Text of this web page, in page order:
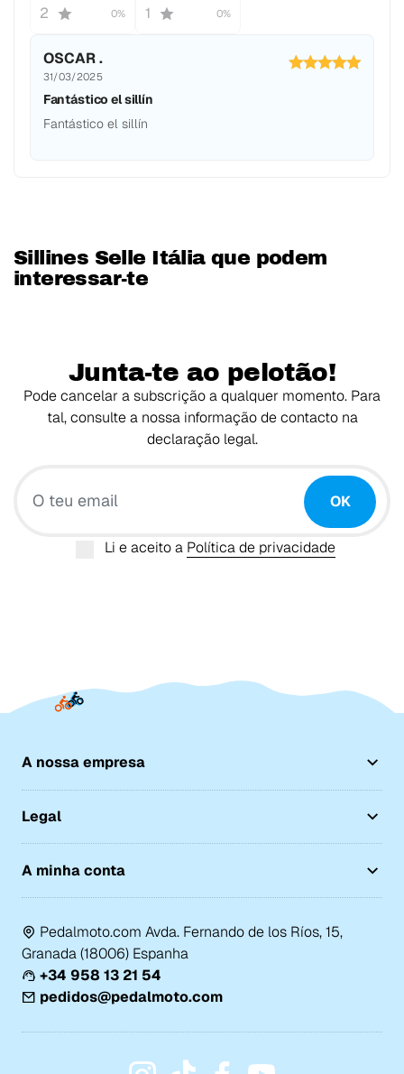
2 0% 1 0%
OSCAR .
31/03/2025
Fantástico el sillín
Fantástico el sillín
Sillines Selle Itália que podem
interessar-te
Junta-te ao pelotão!
Pode cancelar a subscrição a qualquer momento. Para
tal, consulte a nossa informação de contacto na
declaração legal.
OK
Li e aceito a Política de privacidade
A nossa empresa
Legal
A minha conta
Pedalmoto.com Avda. Fernando de los Ríos, 15,
Granada (18006) Espanha
+34 958 13 21 54
pedidos@pedalmoto.com